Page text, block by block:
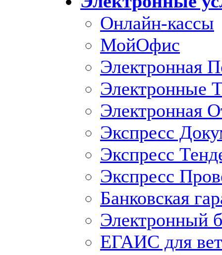
Онлайн-кассы
МойОфис
Электронная
Электронные
Электронная
Экспресс
Экспресс
Экспресс
Банковская
Электронный
ЕГАИС для